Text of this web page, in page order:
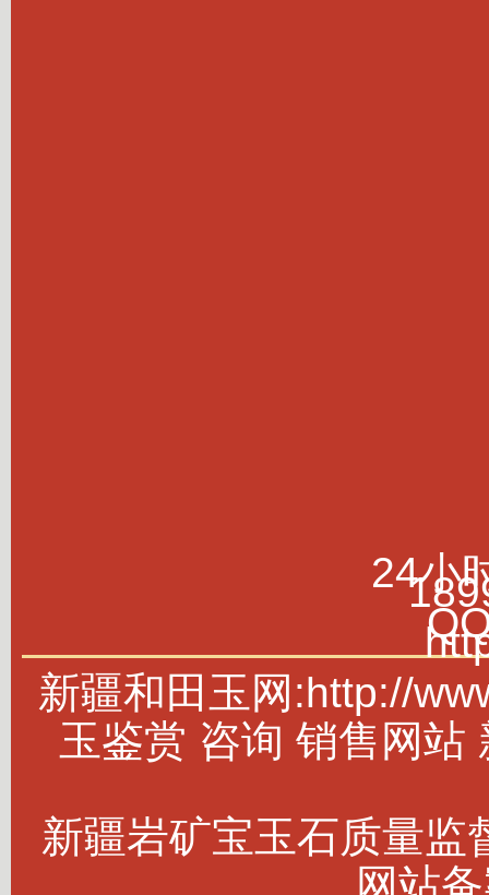
24小
新疆和田玉网:http://
玉鉴赏 咨询 销售网站
新疆岩矿宝玉石质量监
网站